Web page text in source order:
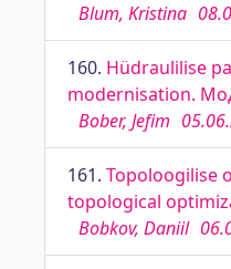
Blum, Kristina
160. Hüdraulilise
modernisation.
Bober, Jefim
161. Topoloogilise
topological
Bobkov, Daniil